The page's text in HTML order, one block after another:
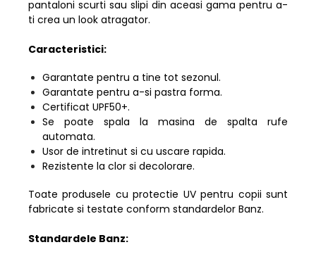
pantaloni scurti sau slipi din aceasi gama pentru a-
ti crea un look atragator.
Caracteristici:
Garantate pentru a tine tot sezonul.
Garantate pentru a-si pastra forma.
Certificat UPF50+.
Se poate spala la masina de spalta rufe
automata.
Usor de intretinut si cu uscare rapida.
Rezistente la clor si decolorare.
Toate produsele cu protectie UV pentru copii sunt
fabricate si testate conform standardelor Banz.
Standardele Banz: